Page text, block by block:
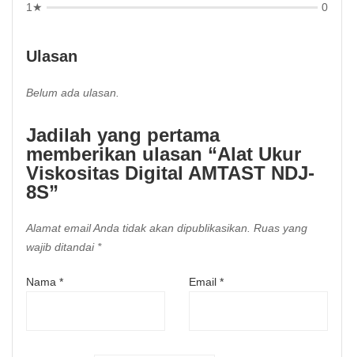
1★
0
Ulasan
Belum ada ulasan.
Jadilah yang pertama
memberikan ulasan “Alat Ukur
Viskositas Digital AMTAST NDJ-
8S”
Alamat email Anda tidak akan dipublikasikan. Ruas yang
wajib ditandai *
Nama * Email *